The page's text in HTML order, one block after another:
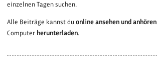
einzelnen Tagen suchen.
Alle Beiträge kannst duonline ansehen und anhören
Computer herunterladen.